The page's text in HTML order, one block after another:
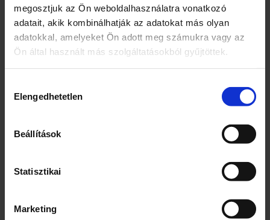
megosztjuk az Ön weboldalhasználatra vonatkozó
adatait, akik kombinálhatják az adatokat más olyan
adatokkal, amelyeket Ön adott meg számukra vagy az
Ön által használt más szolgáltatásokból gyűjtöttek.
kiválasztása
Elengedhetetlen
Beállítások
Statisztikai
Marketing
A frissességet az UltraFreeze technológia
biztosítja, emellett segít visszaadni a
fogaid természetes fehérségét.
Colgate-Palmolive Kft., H 1119 Budapest,
Colgate-Palmolive Kft., H 1119 Budapest,
Colgate
A frissességet az UltraFreeze technológia